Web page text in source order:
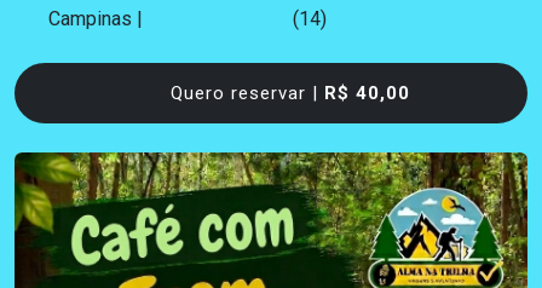
Campinas | (14)
Quero reservar | R$ 40,00